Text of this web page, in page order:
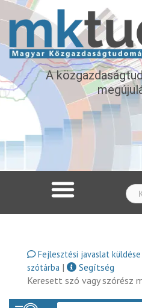
A
Fejlesztési javaslat küldése
szótárba |
Segítség
Keresett szó vagy szórész